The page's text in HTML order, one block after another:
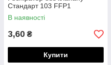
Стандарт 103 FFP1
В наявності
3,60 ₴
Купити